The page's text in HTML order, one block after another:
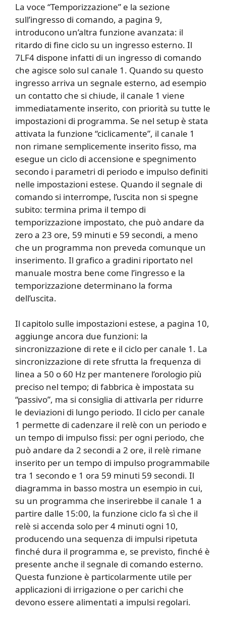
La voce “Temporizzazione” e la sezione
sull’ingresso di comando, a pagina 9,
introducono un’altra funzione avanzata: il
ritardo di fine ciclo su un ingresso esterno. Il
7LF4 dispone infatti di un ingresso di comando
che agisce solo sul canale 1. Quando su questo
ingresso arriva un segnale esterno, ad esempio
un contatto che si chiude, il canale 1 viene
immediatamente inserito, con priorità su tutte le
impostazioni di programma. Se nel setup è stata
attivata la funzione “ciclicamente”, il canale 1
non rimane semplicemente inserito fisso, ma
esegue un ciclo di accensione e spegnimento
secondo i parametri di periodo e impulso definiti
nelle impostazioni estese. Quando il segnale di
comando si interrompe, l’uscita non si spegne
subito: termina prima il tempo di
temporizzazione impostato, che può andare da
zero a 23 ore, 59 minuti e 59 secondi, a meno
che un programma non preveda comunque un
inserimento. Il grafico a gradini riportato nel
manuale mostra bene come l’ingresso e la
temporizzazione determinano la forma
dell’uscita.
Il capitolo sulle impostazioni estese, a pagina 10,
aggiunge ancora due funzioni: la
sincronizzazione di rete e il ciclo per canale 1. La
sincronizzazione di rete sfrutta la frequenza di
linea a 50 o 60 Hz per mantenere l’orologio più
preciso nel tempo; di fabbrica è impostata su
“passivo”, ma si consiglia di attivarla per ridurre
le deviazioni di lungo periodo. Il ciclo per canale
1 permette di cadenzare il relè con un periodo e
un tempo di impulso fissi: per ogni periodo, che
può andare da 2 secondi a 2 ore, il relè rimane
inserito per un tempo di impulso programmabile
tra 1 secondo e 1 ora 59 minuti 59 secondi. Il
diagramma in basso mostra un esempio in cui,
su un programma che inserirebbe il canale 1 a
partire dalle 15:00, la funzione ciclo fa sì che il
relè si accenda solo per 4 minuti ogni 10,
producendo una sequenza di impulsi ripetuta
finché dura il programma e, se previsto, finché è
presente anche il segnale di comando esterno.
Questa funzione è particolarmente utile per
applicazioni di irrigazione o per carichi che
devono essere alimentati a impulsi regolari.